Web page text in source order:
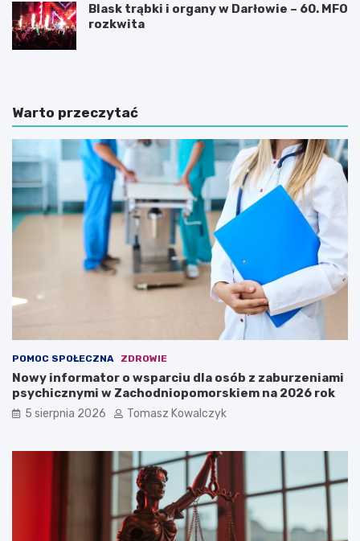
Blask trąbki i organy w Darłowie – 60. MFO
rozkwita
Warto przeczytać
POMOC SPOŁECZNA ZDROWIE
Nowy informator o wsparciu dla osób z zaburzeniami
psychicznymi w Zachodniopomorskiem na 2026 rok
5 sierpnia 2026 Tomasz Kowalczyk